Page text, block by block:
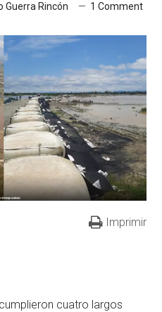
Guerra Rincón 1 Comment
Imprimir
cuatro largos